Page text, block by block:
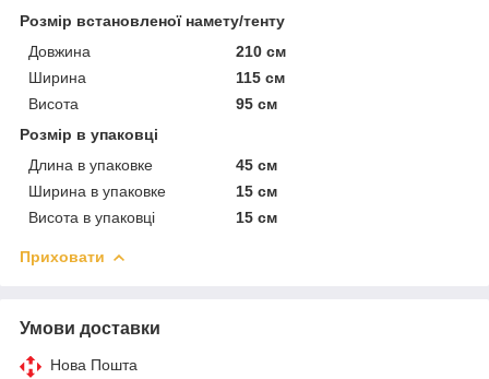
Розмір встановленої намету/тенту
Довжина
210 см
Ширина
115 см
Висота
95 см
Розмір в упаковці
Длина в упаковке
45 см
Ширина в упаковке
15 см
Висота в упаковці
15 см
Приховати
Умови доставки
Нова Пошта